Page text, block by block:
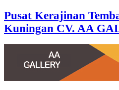
Pusat Kerajinan
Kuningan CV. AA